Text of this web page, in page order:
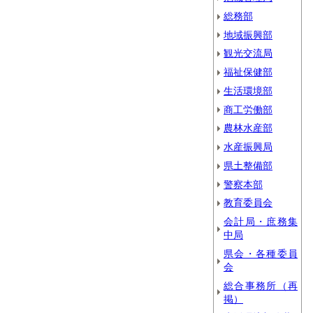
総務部
地域振興部
観光交流局
福祉保健部
生活環境部
商工労働部
農林水産部
水産振興局
県土整備部
警察本部
教育委員会
会計局・庶務集
中局
県会・各種委員
会
総合事務所（再
掲）